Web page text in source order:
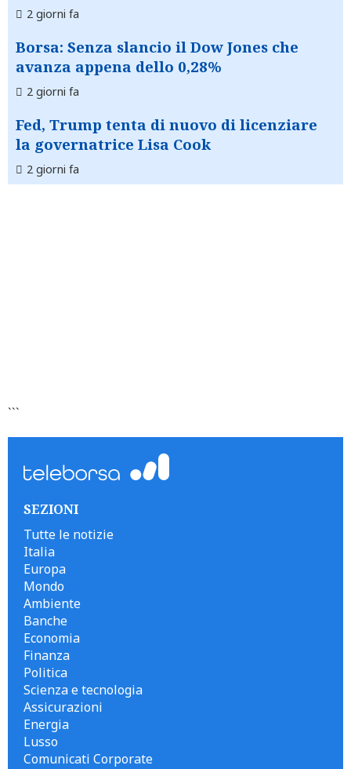
2 giorni fa
Borsa: Senza slancio il Dow Jones che
avanza appena dello 0,28%
2 giorni fa
Fed, Trump tenta di nuovo di licenziare
la governatrice Lisa Cook
2 giorni fa
```
SEZIONI
Tutte le notizie
Italia
Europa
Mondo
Ambiente
Banche
Economia
Finanza
Politica
Scienza e tecnologia
Assicurazioni
Energia
Lusso
Comunicati Corporate